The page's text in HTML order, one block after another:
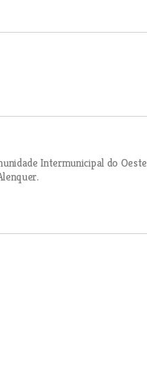
Intermunicipal do Oeste